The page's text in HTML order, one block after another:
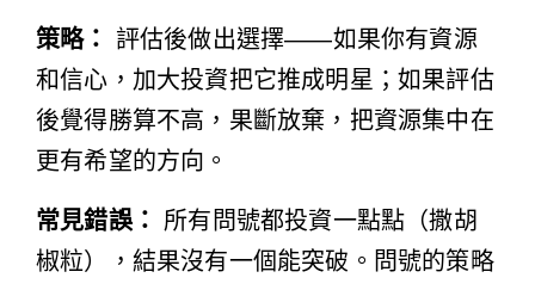
策略：
評估後做出選擇——如果你有資源
和信心，加大投資把它推成明星；如果評估
後覺得勝算不高，果斷放棄，把資源集中在
更有希望的方向。
常見錯誤：
所有問號都投資一點點（撒胡
椒粒），結果沒有一個能突破。問號的策略